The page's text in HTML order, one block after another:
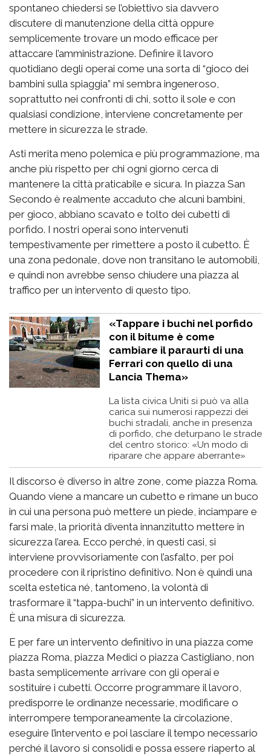
spontaneo chiedersi se l’obiettivo sia davvero
discutere di manutenzione della città oppure
semplicemente trovare un modo efficace per
attaccare l’amministrazione. Definire il lavoro
quotidiano degli operai come una sorta di “gioco dei
bambini sulla spiaggia” mi sembra ingeneroso,
soprattutto nei confronti di chi, sotto il sole e con
qualsiasi condizione, interviene concretamente per
mettere in sicurezza le strade.
Asti merita meno polemica e più programmazione, ma
anche più rispetto per chi ogni giorno cerca di
mantenere la città praticabile e sicura. In piazza San
Secondo è realmente accaduto che alcuni bambini,
per gioco, abbiano scavato e tolto dei cubetti di
porfido. I nostri operai sono intervenuti
tempestivamente per rimettere a posto il cubetto. È
una zona pedonale, dove non transitano le automobili,
e quindi non avrebbe senso chiudere una piazza al
traffico per un intervento di questo tipo.
«Tappare i buchi nel porfido
con il bitume è come
cambiare il paraurti di una
Ferrari con quello di una
Lancia Thema»
La lista civica Uniti si può va alla
carica sui numerosi rappezzi dei
buchi stradali, anche in presenza
di porfido, che deturpano le strade
del centro storico: «Un modo di
riparare che appare aberrante»
Il discorso è diverso in altre zone, come piazza Roma.
Quando viene a mancare un cubetto e rimane un buco
in cui una persona può mettere un piede, inciampare e
farsi male, la priorità diventa innanzitutto mettere in
sicurezza l’area. Ecco perché, in questi casi, si
interviene provvisoriamente con l’asfalto, per poi
procedere con il ripristino definitivo. Non è quindi una
scelta estetica né, tantomeno, la volontà di
trasformare il “tappa-buchi” in un intervento definitivo.
È una misura di sicurezza.
E per fare un intervento definitivo in una piazza come
piazza Roma, piazza Medici o piazza Castigliano, non
basta semplicemente arrivare con gli operai e
sostituire i cubetti. Occorre programmare il lavoro,
predisporre le ordinanze necessarie, modificare o
interrompere temporaneamente la circolazione,
eseguire l’intervento e poi lasciare il tempo necessario
perché il lavoro si consolidi e possa essere riaperto al